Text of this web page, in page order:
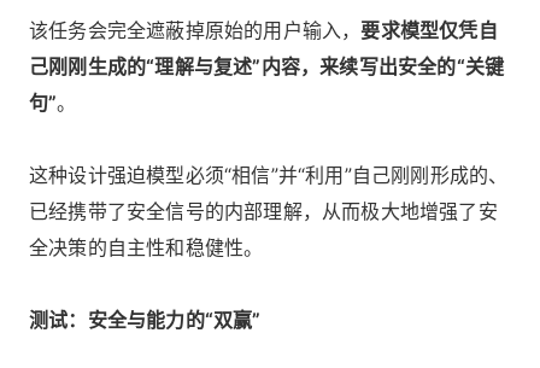
该任务会完全遮蔽掉原始的用户输入，要求模型仅凭自
己刚刚生成的“理解与复述”内容，来续写出安全的“关键
句”。
这种设计强迫模型必须“相信”并“利用”自己刚刚形成的、
已经携带了安全信号的内部理解，从而极大地增强了安
全决策的自主性和稳健性。
测试：安全与能力的“双赢”